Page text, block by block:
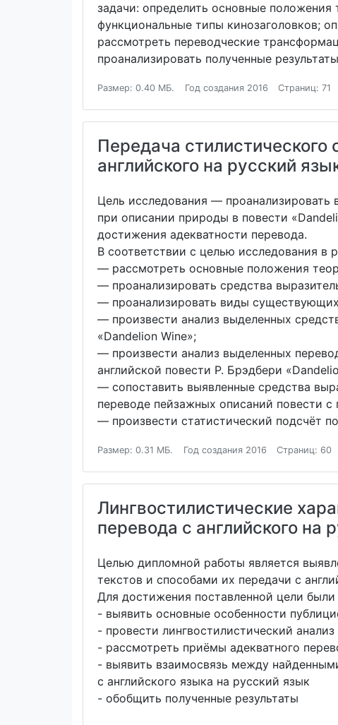
задачи: определить основные
функциональные типы кинозаголовков;
рассмотреть переводческие
проанализировать полученные
Размер: 0.40 МБ. Год создания 2016 Страниц: 71
Передача стилистического
английского на русский
Цель исследования — проанализировать
при описании природы в повести
достижения адекватности перевода.
В соответствии с целью исследования
— рассмотреть основные положения
— проанализировать средства
— проанализировать виды
— произвести анализ выделенных
«Dandelion Wine»;
— произвести анализ выделенных
английской повести Р. Брэдбери
— сопоставить выявленные средства
переводе пейзажных описаний повести
— произвести статистический подсчёт
Размер: 0.31 МБ. Год создания 2016 Страниц: 60
Лингвостилистические
перевода с английского на
Целью дипломной работы является
текстов и способами их передачи с
Для достижения поставленной цели
- выявить основные особенности
- провести лингвостилистический
- рассмотреть приёмы адекватного
- выявить взаимосвязь между
с английского языка на русский язык
- обобщить полученные результаты